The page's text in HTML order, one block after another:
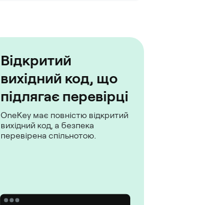
Відкритий
вихідний код, що
підлягає перевірці
OneKey має повністю відкритий
вихідний код, а безпека
перевірена спільнотою.